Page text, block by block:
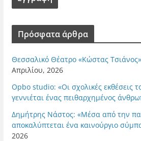
Πρόσφατα άρθρα
Θεσσαλικό Θέατρο «Κώστας
Απριλίου, 2026
Opbo studio: «Οι σχολικές εκθέσεις
γεννιέται ένας πειθαρχημένος
Δημήτρης Νάστος: «Μέσα από την
αποκαλύπτεται ένα καινούργιο
2026